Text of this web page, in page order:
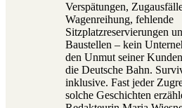
Verspätungen,
Wagenreihung, fehlende
Sitzplatzreservierungen
Baustellen – kein
den Unmut seiner
die Deutsche Bahn.
inklusive. Fast jeder
solche Geschichten